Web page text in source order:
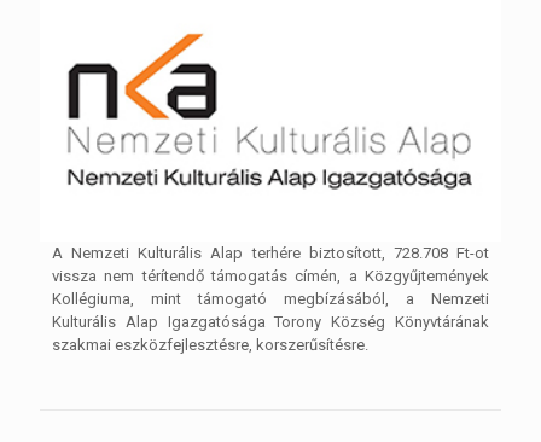
A Nemzeti Kulturális Alap terhére biztosított, 728.708 Ft-ot
vissza nem térítendő támogatás címén, a Közgyűjtemények
Kollégiuma, mint támogató megbízásából, a Nemzeti
Kulturális Alap Igazgatósága Torony Község Könyvtárának
szakmai eszközfejlesztésre, korszerűsítésre.